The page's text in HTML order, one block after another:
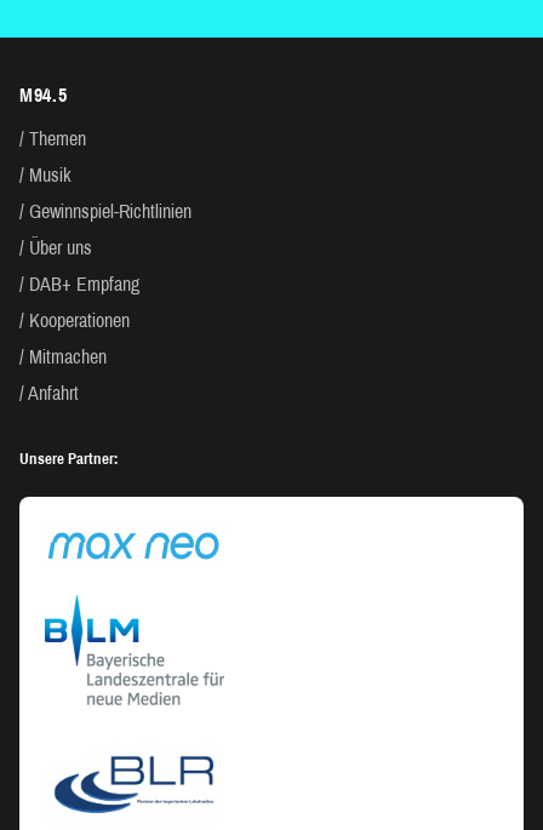
M94.5
Themen
Musik
Gewinnspiel-Richtlinien
Über uns
DAB+ Empfang
Kooperationen
Mitmachen
Anfahrt
Unsere Partner: